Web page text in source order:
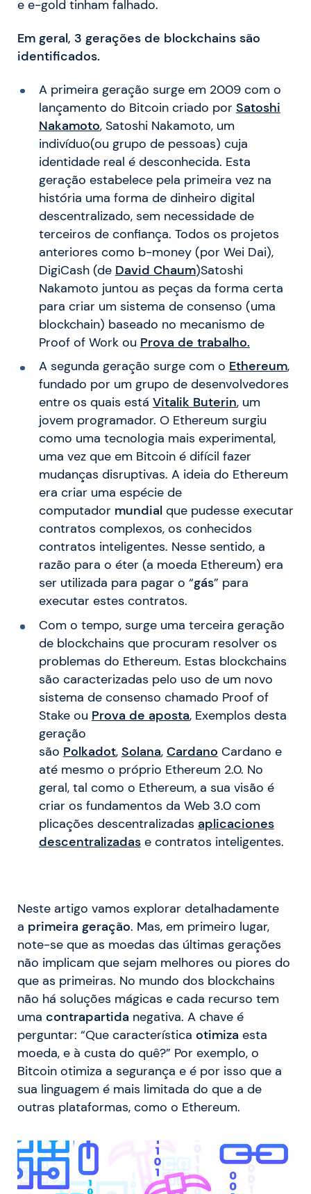
e e-gold tinham falhado.
Em geral, 3 gerações de blockchains são
identificados.
A primeira geração surge em 2009 com o
lançamento do Bitcoin criado por Satoshi
Nakamoto, Satoshi Nakamoto, um
indivíduo(ou grupo de pessoas) cuja
identidade real é desconhecida. Esta
geração estabelece pela primeira vez na
história uma forma de dinheiro digital
descentralizado, sem necessidade de
terceiros de confiança. Todos os projetos
anteriores como b-money (por Wei Dai),
DigiCash (de David Chaum)Satoshi
Nakamoto juntou as peças da forma certa
para criar um sistema de consenso (uma
blockchain) baseado no mecanismo de
Proof of Work ou Prova de trabalho.
A segunda geração surge com o Ethereum,
fundado por um grupo de desenvolvedores
entre os quais está Vitalik Buterin, um
jovem programador. O Ethereum surgiu
como uma tecnologia mais experimental,
uma vez que em Bitcoin é difícil fazer
mudanças disruptivas. A ideia do Ethereum
era criar uma espécie de
computador mundialque pudesse executar
contratos complexos, os conhecidos
contratos inteligentes. Nesse sentido, a
razão para o éter (a moeda Ethereum) era
ser utilizada para pagar o “gás” para
executar estes contratos.
Com o tempo, surge uma terceira geração
de blockchains que procuram resolver os
problemas do Ethereum. Estas blockchains
são caracterizadas pelo uso de um novo
sistema de consenso chamado Proof of
Stake ou Prova de aposta, Exemplos desta
geração
são Polkadot, Solana, Cardano Cardano e
até mesmo o próprio Ethereum 2.0. No
geral, tal como o Ethereum, a sua visão é
criar os fundamentos da Web 3.0 com
plicações descentralizadas aplicaciones
descentralizadase contratos inteligentes.
Neste artigo vamos explorar detalhadamente
a primeira geração. Mas, em primeiro lugar,
note-se que as moedas das últimas gerações
não implicam que sejam melhores ou piores do
que as primeiras. No mundo dos blockchains
não há soluções mágicas e cada recurso tem
uma contrapartida negativa. A chave é
perguntar: “Que característica otimiza esta
moeda, e à custa do quê?” Por exemplo, o
Bitcoin otimiza a segurança e é por isso que a
sua linguagem é mais limitada do que a de
outras plataformas, como o Ethereum.